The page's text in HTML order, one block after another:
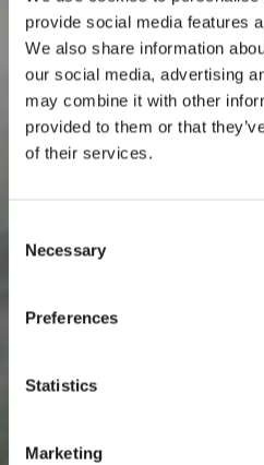
provide social media features
We also share information
our social media, advertising
may combine it with other
provided to them or that
of their services.
Selection
Necessary
Preferences
Statistics
Marketing